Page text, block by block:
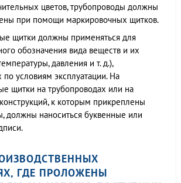
цветов, трубопроводы должны
при помощи маркировочных щитков.
щитки должны применяться для
обозначения вида веществ и их
давления и т. д.),
условиям эксплуатации. На
щитки на трубопроводах или на
к которым прикреплены
должны наноситься буквенные или
ГДЕ ПРОЛОЖЕНЫ